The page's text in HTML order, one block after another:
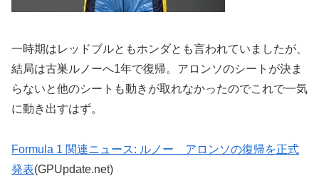
一時期はレッドブルともホンダとも言われていましたが、
結局は古巣ルノーへ1年で復帰。アロンソのシートが決ま
らないと他のシートも動きが取れなかったのでこれで一気
に動き出すはず。
Formula 1 関連ニュース: ルノー アロンソの復帰を正式
発表(GPUpdate.net)